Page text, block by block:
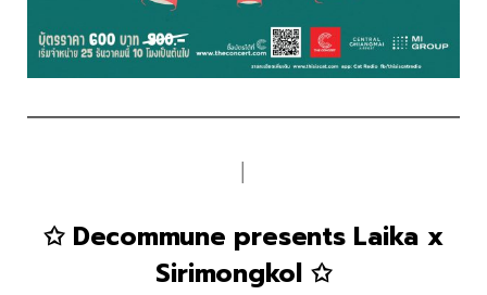
✩ Decommune presents Laika x
Sirimongkol ✩